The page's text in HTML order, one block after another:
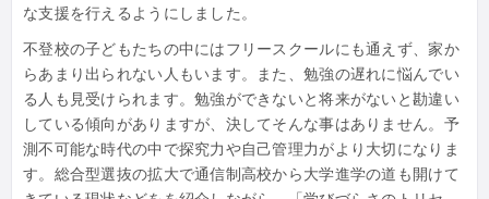
な支援を行えるようにしました。
不登校の子どもたちの中にはフリースクールにも通えず、家か
らあまり出られない人もいます。また、勉強の遅れに悩んでい
る人も見受けられます。勉強ができないと将来がないと勘違い
している傾向がありますが、決してそんな事はありません。予
測不可能な時代の中で探究力や自己管理力がより大切になりま
す。総合型選抜の拡大で通信制高校から大学進学の道も開けて